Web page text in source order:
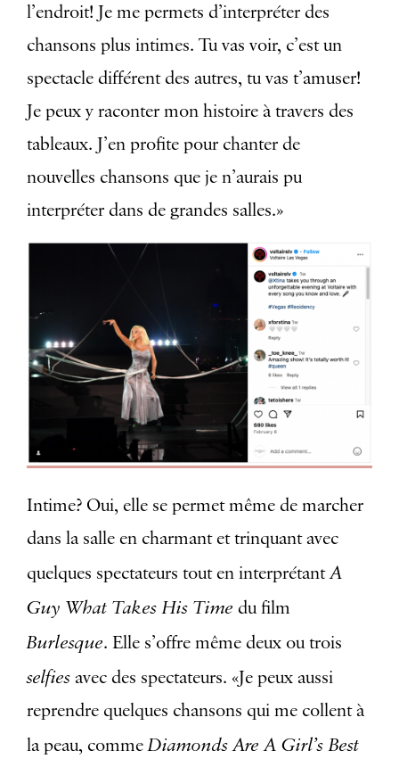
l’endroit! Je me permets d’interpréter des
chansons plus intimes. Tu vas voir, c’est un
spectacle différent des autres, tu vas t’amuser!
Je peux y raconter mon histoire à travers des
tableaux. J’en profite pour chanter de
nouvelles chansons que je n’aurais pu
interpréter dans de grandes salles.»
Intime? Oui, elle se permet même de marcher
dans la salle en charmant et trinquant avec
quelques spectateurs tout en interprétantA
Guy What Takes His Time du film
Burlesque. Elle s’offre même deux ou trois
selfies avec des spectateurs. «Je peux aussi
reprendre quelques chansons qui me collent à
la peau, commeDiamonds Are A Girl’s Best